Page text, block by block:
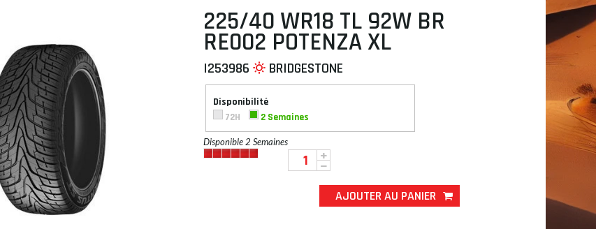
225/40 WR18 TL 92W BR
RE002 POTENZA XL
I253986 BRIDGESTONE
Disponibilité
72H
2 Semaines
Disponible 2 Semaines
AJOUTER AU PANIER